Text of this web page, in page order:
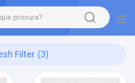
Filter (3)